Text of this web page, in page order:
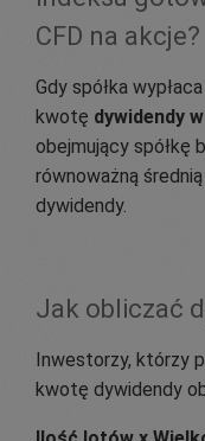
CFD na akcje?
Gdy spółka
kwotę dywidendy
obejmujący spółkę
równoważną
dywidendy.
Jak obliczać
Inwestorzy, którzy
kwotę dywidendy